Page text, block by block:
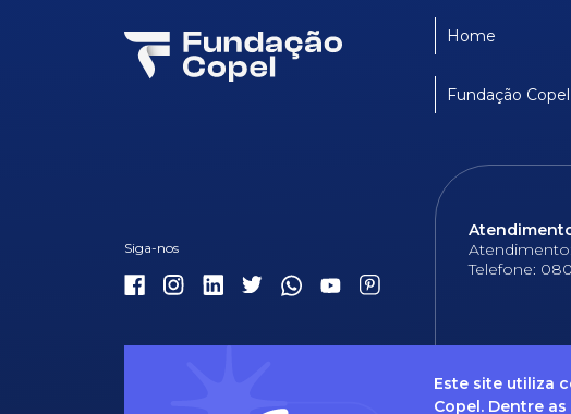
Este site utiliza
Copel. Dentre
Home
Fundação Copel
Telefone: